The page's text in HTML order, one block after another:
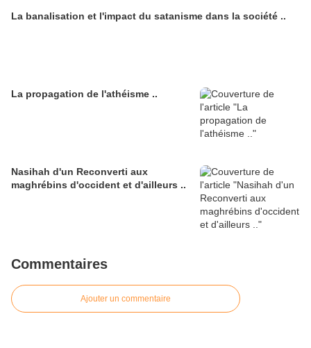
La banalisation et l'impact du satanisme dans la société ..
La propagation de l'athéisme ..
Nasihah d'un Reconverti aux
maghrébins d'occident et d'ailleurs ..
Commentaires
Ajouter un commentaire